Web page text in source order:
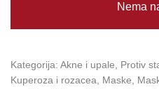
Nema
Kategorija: Akne i upale Protiv
Kuperoza i rozacea
Maske